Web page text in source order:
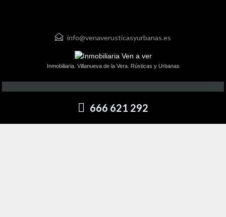
info@venaverusticasyurbanas.es
Inmobiliaria. Villanueva de la Vera. Rústicas y Urbanas
666 621 292